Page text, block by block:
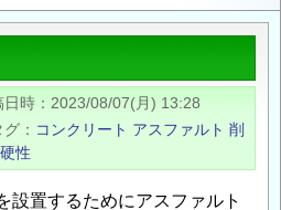
日時
2023/08/07(月) 13:28
グ コンクリート アスファルト 削
性
設置するためにアスファルト